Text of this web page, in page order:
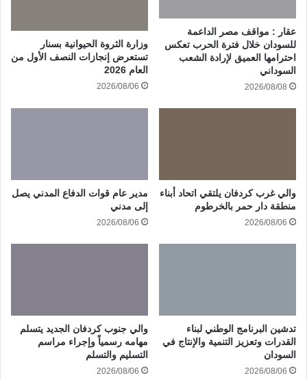
عقار : مواقف مصر الداعمة
للسودان خلال فترة الحرب تعكس
احترامها العميق لإرادة الشعب
السوداني
2026/08/08
وزارة الثروة الحيوانية بسنار
تستعرض إنجازات النصف الأول من
العام 2026
2026/08/06
والي غرب كردفان يلتقي اتحاد أبناء
منطقة دار حمر بالخرطوم
2026/08/06
مدير عام قوات الدفاع المدني يصل
إلى مدني
2026/08/06
تدشين البرنامج الوطني لبناء
القدرات وتعزيز التنمية والإنتاج في
السودان
2026/08/06
والي جنوب كردفان الجديد يتسلم
مهامه رسمياً وإجراء مراسم
التسليم والتسلم
2026/08/06